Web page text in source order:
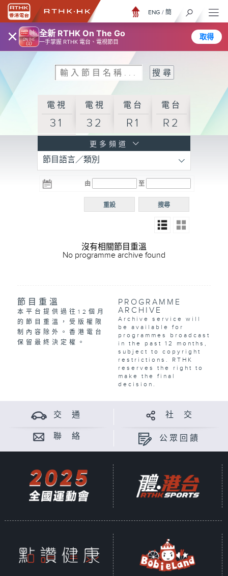
× 全新 RTHK On The Go
一手掌握 RTHK 電台、電視節目
取得
ENG / 簡
電視
31
電視
32
電台
R1
電台
R2
R3
電台 電台
R5
電台
普通
更多頻道
節目語言／類別
由 至
搜尋
重設
沒有相關節目重溫
No programme archive found
節目重溫
本平台提供過往12個月
的節目重溫，受版權限
制內容除外。香港電台
保留最終決定權。
PROGRAMME
ARCHIVE
Archive service will
be available for
programmes broadcast
in the past 12 months,
subject to copyright
restrictions. RTHK
reserves the right to
make the final
decision.
交 通 社 交
聯 絡 公眾回饋